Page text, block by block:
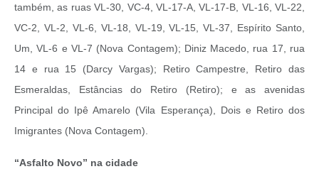
também, as ruas VL-30, VC-4, VL-17-A, VL-17-B, VL-16, VL-22,
VC-2, VL-2, VL-6, VL-18, VL-19, VL-15, VL-37, Espírito Santo,
Um, VL-6 e VL-7 (Nova Contagem); Diniz Macedo, rua 17, rua
14 e rua 15 (Darcy Vargas); Retiro Campestre, Retiro das
Esmeraldas, Estâncias do Retiro (Retiro); e as avenidas
Principal do Ipê Amarelo (Vila Esperança), Dois e Retiro dos
Imigrantes (Nova Contagem)
“Asfalto Novo” na cidade